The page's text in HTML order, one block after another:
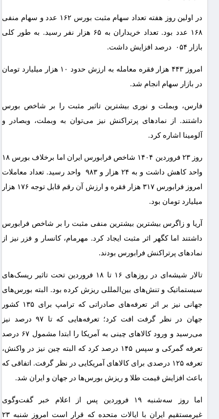
در اولین روز هفته تعداد سهام مثبت بورس ۱۶۲ عدد و سهام منفی
۱۶۸ عدد بود. تعداد خریداران به ۶۵ هزار نفر رسید. به طور کلی
بازار ۰۵۴ درصد افزایش داشت.
امروز ۴۴۳ هزار فقره معامله به ارزش حدود ۱۰ هزار میلیارد تومان
در بازار سهام انجام شد.
فارس، وبملت و نوری بیشترین تاثیر مثبت را بر شاخص بورس
داشتند. از نمادهای پرتراکنش نیز می‌توان به وبملت، وبصادر و
آلومینا اشاره کرد.
روز ۲۳ فروردین ۱۴۰۴ شاخص فرابورس ایران اما برخلاف بورس ۱۸
واحد کاهش داشت و به ۲۴ هزار و ۹۸۳ واحد رسید. تعداد معاملات
امروز فرابورس ۳۱۷ هزار فقره و ارزش آن رقم قابل توجه ۱۷۶ هزار
میلیارد تومان بود.
آریا و زاگرس بیشترین بیشترین منفی مثبت را بر شاخص فرابورس
داشتند اما کگهر اثر مثبت ایجاد کرد. مهرمام، کانسار و فزر نیز از
نمادهای پرتراکنش فرابورس بودند.
تالار شیشه‌ای در روزهای ۱۶ تا ۱۸ فروردین تحت تاثیر ریسک‌های
سیستماتیک و تنش‌های بین‌المللی ریزش کرده بود. البته بورس‌های
جهانی نیز بر اثر تعرفه‌های صادراتی که ترامپ برای ۱۳۵ کشور
جهان در نظر گرفت افت کرد؛ تعرفه‌هایی که تا ۹۷ درصد نیز
می‌رسید و ورود کالاهای چینی به آمریکا را ابتدا مشمول ۶۷ درصد
تعرفه گمرکی و سپس ۱۴۵ درصد کرد که البته چین نیز در واکنش،
تعرفه ۱۲۵ درصدی برای کالاهای آمریکایی در نظر گرفت. اتفاقی که
باعث افزایش قیمت طلا و ریزش بورس‌ها در جهان و ایران شد.
اما روز سه‌شنبه ۱۹ فروردین پس از اعلام خبر گفت‌وگوی
غیرمستقیم ایران با ایالات متحده که قرار است امروز شنبه ۲۳